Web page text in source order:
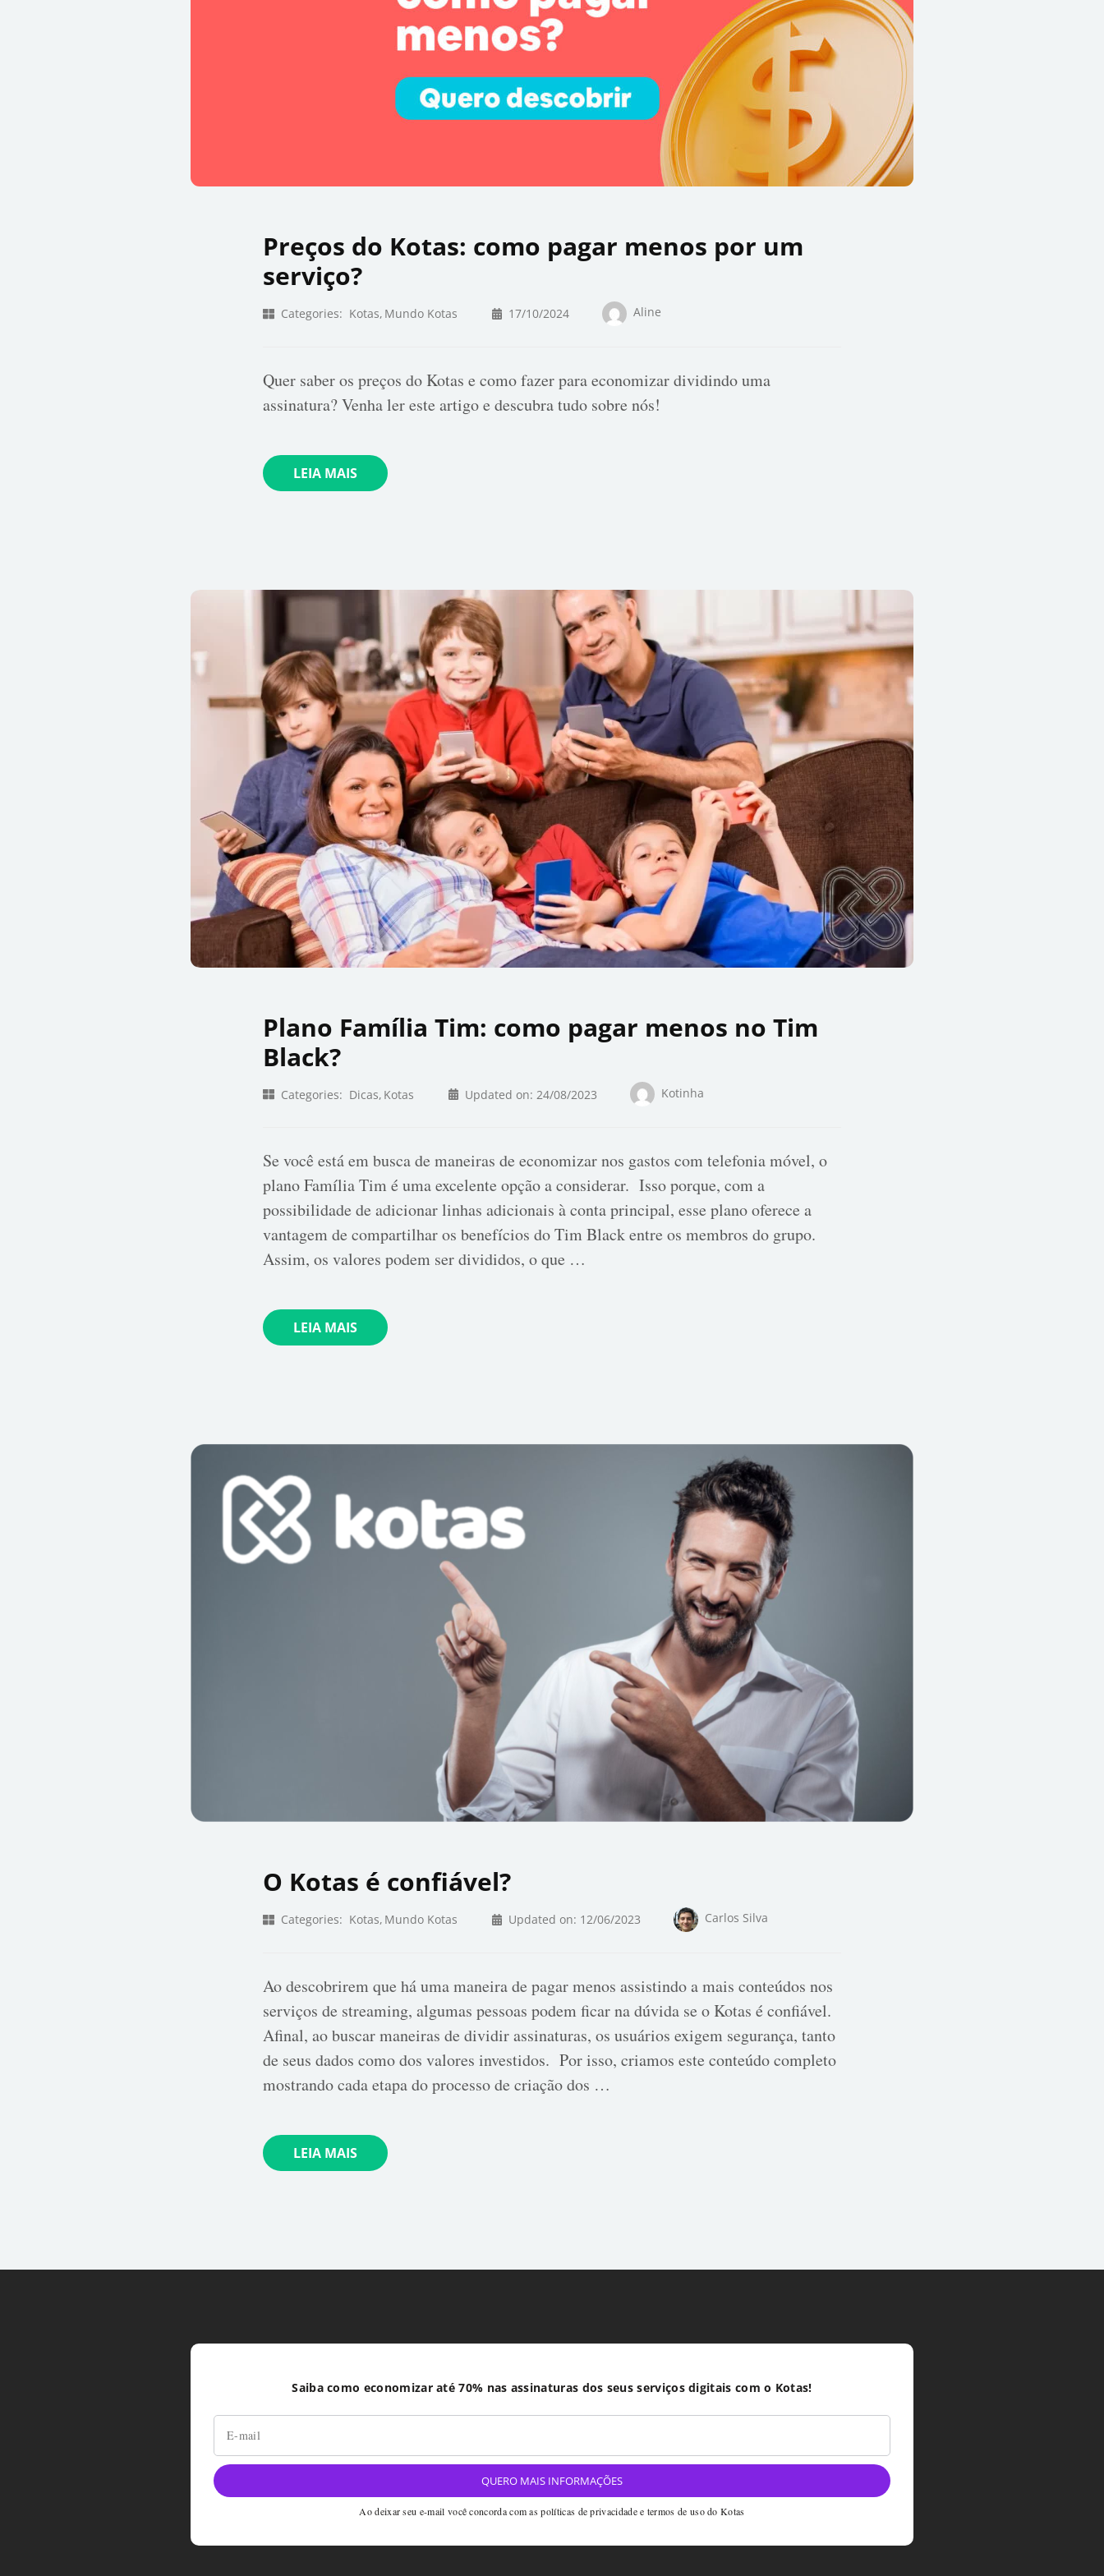
Preços do Kotas: como pagar menos por um
serviço?
Categories: Kotas Mundo Kotas 17/10/2024 Aline
Quer saber os preços do Kotas e como fazer para economizar dividindo uma
assinatura? Venha ler este artigo e descubra tudo sobre nós!
LEIA MAIS
Plano Família Tim: como pagar menos no Tim
Black?
Categories: Dicas Kotas Updated on: 24/08/2023 Kotinha
Se você está em busca de maneiras de economizar nos gastos com telefonia móvel, o
plano Família Tim é uma excelente opção a considerar. Isso porque, com a
possibilidade de adicionar linhas adicionais à conta principal, esse plano oferece a
vantagem de compartilhar os benefícios do Tim Black entre os membros do grupo.
Assim, os valores podem ser divididos, o que …
LEIA MAIS
O Kotas é confiável?
Categories: Kotas Mundo Kotas Updated on: 12/06/2023 Carlos Silva
Ao descobrirem que há uma maneira de pagar menos assistindo a mais conteúdos nos
serviços de streaming, algumas pessoas podem ficar na dúvida se o Kotas é confiável.
Afinal, ao buscar maneiras de dividir assinaturas, os usuários exigem segurança, tanto
de seus dados como dos valores investidos. Por isso, criamos este conteúdo completo
mostrando cada etapa do processo de criação dos …
LEIA MAIS
Saiba como economizar até 70% nas assinaturas dos seus serviços digitais com o Kotas!
Ao deixar seu e-mail você concorda com as políticas de privacidade e termos de uso do Kotas